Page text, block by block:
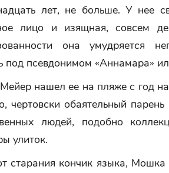
лет, не больше. У нее
лицо и изящная, совсем
она умудряется
под псевдонимом «Аннамара»
нашел ее на пляже с год
чертовски обаятельный
людей, подобно
улиток.
старания кончик языка, Мошка